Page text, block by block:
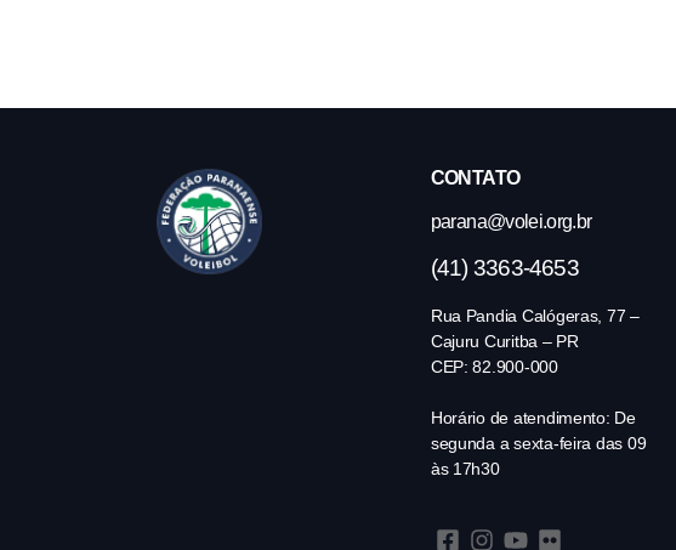
CONTATO
parana@volei.org.br
(41) 3363-4653
Rua Pandia Calógeras, 77 –
Cajuru Curitba – PR
CEP: 82.900-000
Horário de atendimento: De
segunda a sexta-feira das 09
às 17h30